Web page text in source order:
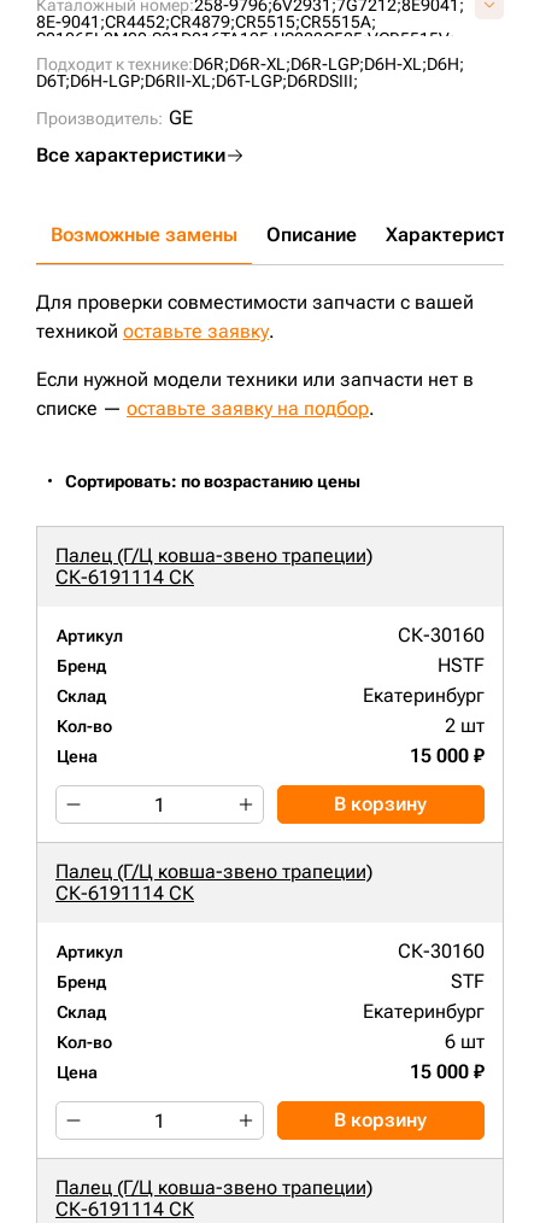
Каталожный номер:258-9796;6V2931;7G7212;8E9041;
8E-9041;CR4452;CR4879;CR5515;CR5515A;
S01065L0M00;S01D016TA125;US202C525;VCR5515V;
VS0106L5;
Подходит к технике:D6R;D6R-XL;D6R-LGP;D6H-XL;D6H;
D6T;D6H-LGP;D6RII-XL;D6T-LGP;D6RDSIII;
Производитель: GE
Все характеристики
Возможные замены Описание Характеристики
Для проверки совместимости запчасти с вашей
техникой оставьте заявку.
Если нужной модели техники или запчасти нет в
списке — оставьте заявку на подбор.
Сортировать: по возрастанию цены
Палец (Г/Ц ковша-звено трапеции)
СК-6191114 СК
Артикул СК-30160
Бренд HSTF
Склад Екатеринбург
Кол-во 2 шт
Цена 15 000 ₽
В корзину
Палец (Г/Ц ковша-звено трапеции)
СК-6191114 СК
Артикул СК-30160
Бренд STF
Склад Екатеринбург
Кол-во 6 шт
Цена 15 000 ₽
В корзину
Палец (Г/Ц ковша-звено трапеции)
СК-6191114 СК